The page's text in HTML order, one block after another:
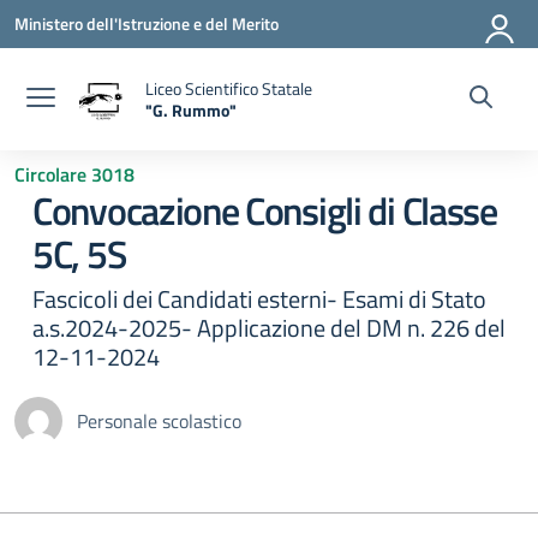
Vai ai contenuti
Vai al menu di navigazione
Vai al footer
Ministero dell'Istruzione e del Merito
Liceo Scientifico Statale
"G. Rummo"
Circolare 3018
Convocazione Consigli di Classe
5C, 5S
Fascicoli dei Candidati esterni- Esami di Stato
a.s.2024-2025- Applicazione del DM n. 226 del
12-11-2024
Personale scolastico